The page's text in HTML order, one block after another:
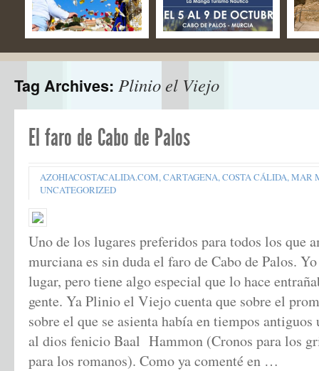
No Comment
By apartamentos
No Comment
By apartamentos
No
By
Tag Archives: Plinio el Viejo
El faro de Cabo de Palos
AZOHIACOSTACALIDA.COM,CARTAGENA,COSTA CÁLIDA,MAR
UNCATEGORIZED
Uno de los lugares preferidos para todos los que
murciana es sin duda el faro de Cabo de Palos.
lugar, pero tiene algo especial que lo hace
gente. Ya Plinio el Viejo cuenta que sobre el
sobre el que se asienta había en tiempos
al dios fenicio Baal Hammon (Cronos para los
para los romanos). Como ya comenté en …